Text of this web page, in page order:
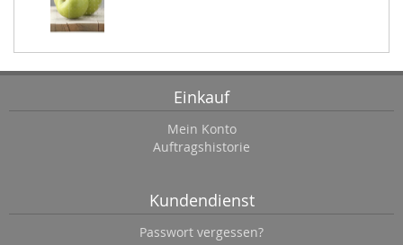
Einkauf
Mein Konto
Auftragshistorie
Kundendienst
Passwort vergessen?